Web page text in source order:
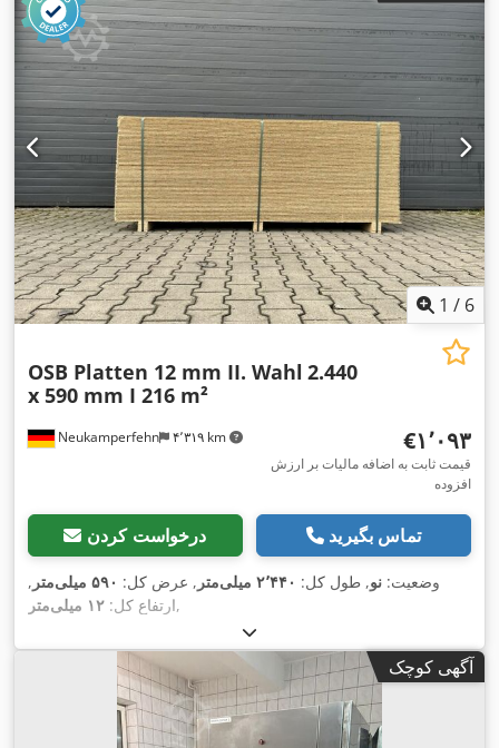
1 / 6
Neukamperfehn ۴٬۳۱۹ km
OSB Platten 12 mm II. Wahl 2.440
x 590 mm I 216 m²
‎€۱٬۰۹۳
قیمت ثابت به اضافه مالیات بر ارزش
افزوده
درخواست کردن تماس بگیرید
وضعیت: نو, طول کل: ۲٬۴۴۰ میلی‌متر , عرض کل: ۵۹۰ میلی‌متر
,
ارتفاع کل: ۱۲ میلی‌متر ,
آگهی کوچک